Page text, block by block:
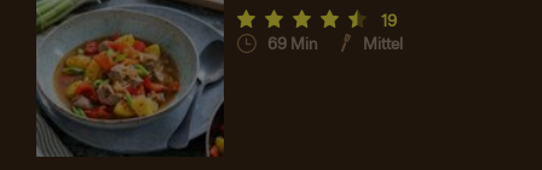
19
69 Min Mittel